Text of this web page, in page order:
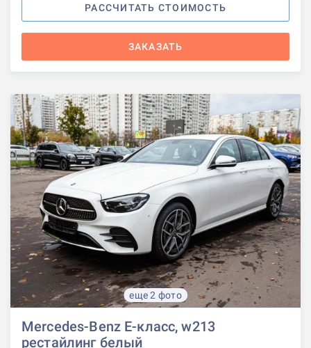
РАССЧИТАТЬ СТОИМОСТЬ
ЗАКАЗАТЬ
еще 2 фото
Mercedes-Benz E-класс, w213
рестайлинг белый